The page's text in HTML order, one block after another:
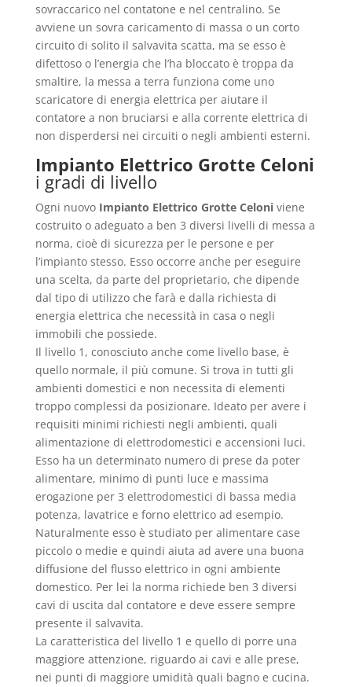
sovraccarico nel contatone e nel centralino. Se
avviene un sovra caricamento di massa o un corto
circuito di solito il salvavita scatta, ma se esso è
difettoso o l’energia che l’ha bloccato è troppa da
smaltire, la messa a terra funziona come uno
scaricatore di energia elettrica per aiutare il
contatore a non bruciarsi e alla corrente elettrica di
non disperdersi nei circuiti o negli ambienti esterni.
Impianto Elettrico Grotte Celoni
i gradi di livello
Ogni nuovo Impianto Elettrico Grotte Celoniviene
costruito o adeguato a ben 3 diversi livelli di messa a
norma, cioè di sicurezza per le persone e per
l’impianto stesso. Esso occorre anche per eseguire
una scelta, da parte del proprietario, che dipende
dal tipo di utilizzo che farà e dalla richiesta di
energia elettrica che necessità in casa o negli
immobili che possiede.
Il livello 1, conosciuto anche come livello base, è
quello normale, il più comune. Si trova in tutti gli
ambienti domestici e non necessita di elementi
troppo complessi da posizionare. Ideato per avere i
requisiti minimi richiesti negli ambienti, quali
alimentazione di elettrodomestici e accensioni luci.
Esso ha un determinato numero di prese da poter
alimentare, minimo di punti luce e massima
erogazione per 3 elettrodomestici di bassa media
potenza, lavatrice e forno elettrico ad esempio.
Naturalmente esso è studiato per alimentare case
piccolo o medie e quindi aiuta ad avere una buona
diffusione del flusso elettrico in ogni ambiente
domestico. Per lei la norma richiede ben 3 diversi
cavi di uscita dal contatore e deve essere sempre
presente il salvavita.
La caratteristica del livello 1 e quello di porre una
maggiore attenzione, riguardo ai cavi e alle prese,
nei punti di maggiore umidità quali bagno e cucina.